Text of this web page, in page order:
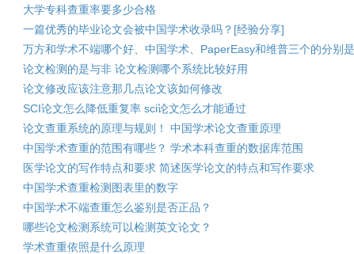
大学专科查重率要多少合格
一篇优秀的毕业论文会被中国学术收录吗？[经验分享]
万方和学术不端哪个好、中国学术、PaperEasy和维普三个的分别
论文检测的是与非 论文检测哪个系统比较好用
论文修改应该注意那几点论文该如何修改
SCI论文怎么降低重复率 sci论文怎么才能通过
论文查重系统的原理与规则！ 中国学术论文查重原理
中国学术查重的范围有哪些？ 学术本科查重的数据库范围
医学论文的写作特点和要求 简述医学论文的特点和写作要求
中国学术查重检测图表里的数字
中国学术不端查重怎么鉴别是否正品？
哪些论文检测系统可以检测英文论文？
学术查重依照是什么原理